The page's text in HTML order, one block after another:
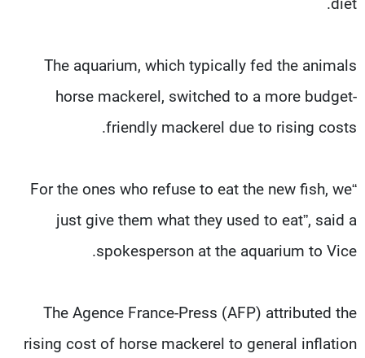
The aquarium, which typically fed the animals
horse mackerel, switched to a more budget-
friendly mackerel due to rising costs.
“For the ones who refuse to eat the new fish, we
just give them what they used to eat”, said a
spokesperson at the aquarium to Vice.
The Agence France-Press (AFP) attributed the
rising cost of horse mackerel to general inflation